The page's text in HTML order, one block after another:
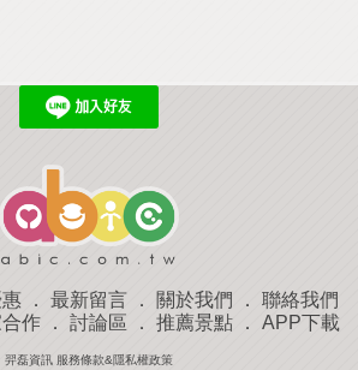
． 最新留言 ． 關於我們 ． 聯絡我們
作． 討論區 ． 推薦景點． APP下載
羿磊資訊 服務條款&隱私權政策